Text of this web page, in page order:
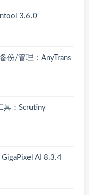
3.6.0
份/管理：AnyTrans
具：Scrutiny
AI 8.3.4